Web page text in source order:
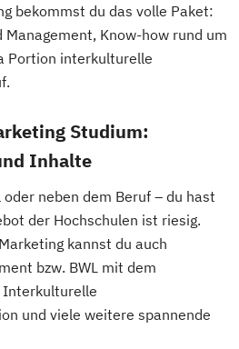
bekommst du das volle Paket:
Management, Know-how rund um
Portion interkulturelle
Studium:
Inhalte
oder neben dem Beruf – du hast
der Hochschulen ist riesig.
kannst du auch
bzw. BWL mit dem
Interkulturelle
und viele weitere spannende